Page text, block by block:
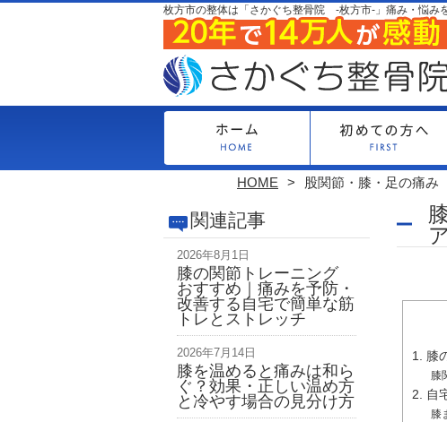
枚方市の整体は「さかぐち整骨院 -枚方市-」痛み・悩み
HOME 股関節・膝・足の痛み
関連記事
2026年8月1日
膝の関節トレーニング
おすすめ｜痛みを予防・
改善する自宅で簡単な筋
トレとストレッチ
2026年7月14日
膝を温めると痛みは和ら
ぐ？効果・正しい温め方
と冷やす場合の見分け方
1. 膝
膝
2. 自
膝